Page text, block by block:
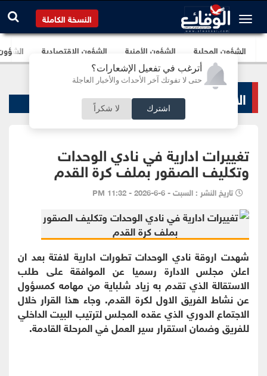
أترغب في تفعيل الإشعارات؟
حتى لا تفوتك آخر الأحداث والأخبار العاجلة
اشترك لا شكراً
النسخة الكاملة
الشؤون المحلية الشؤون الأمنية الشؤون الإقتصادية
الاخبار الرياضية
تغييرات ادارية في نادي الوحدات
وتكليف الصقور بملف كرة القدم
تاريخ النشر : السبت - 6-6-2026 - 11:32 PM
شهدت اروقة نادي الوحدات تطورات ادارية لافتة بعد ان
اعلن مجلس الادارة رسميا عن الموافقة على طلب
الاستقالة الذي تقدم به زياد شلباية من مهامه كمسؤول
عن نشاط الفريق الاول لكرة القدم. وجاء هذا القرار خلال
الاجتماع الدوري الذي عقده المجلس لترتيب البيت الداخلي
للفريق وضمان استقرار سير العمل في المرحلة القادمة.